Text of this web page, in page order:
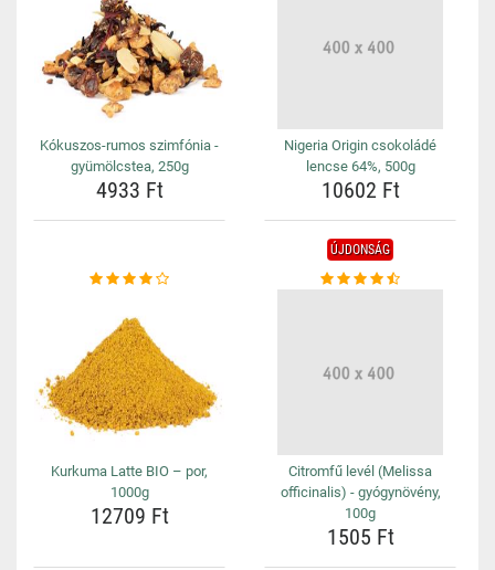
Kókuszos-rumos szimfónia -
gyümölcstea, 250g
4933 Ft
Nigeria Origin csokoládé
lencse 64%, 500g
10602 Ft
Kurkuma Latte BIO – por,
1000g
12709 Ft
ÚJDONSÁG
Citromfű levél (Melissa
officinalis) - gyógynövény,
100g
1505 Ft